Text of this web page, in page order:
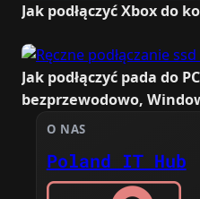
Jak podłączyć Xbox do
Jak podłączyć pada do
bezprzewodowo,
O NAS
Poland IT Hub